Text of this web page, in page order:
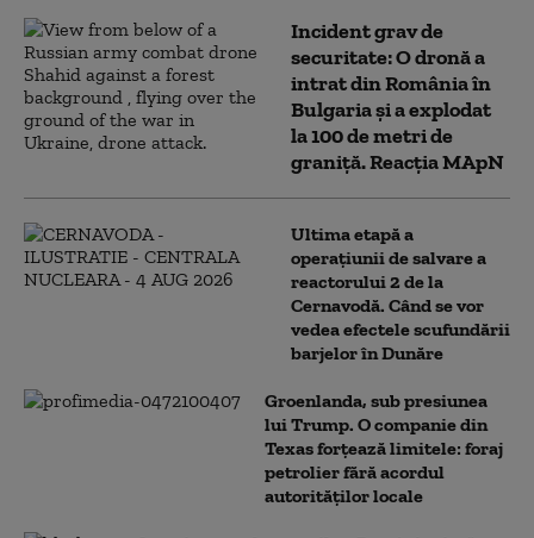
Incident grav de
securitate: O dronă a
intrat din România în
Bulgaria şi a explodat
la 100 de metri de
graniţă. Reacția MApN
Ultima etapă a
operațiunii de salvare a
reactorului 2 de la
Cernavodă. Când se vor
vedea efectele scufundării
barjelor în Dunăre
Groenlanda, sub presiunea
lui Trump. O companie din
Texas forțează limitele: foraj
petrolier fără acordul
autorităților locale